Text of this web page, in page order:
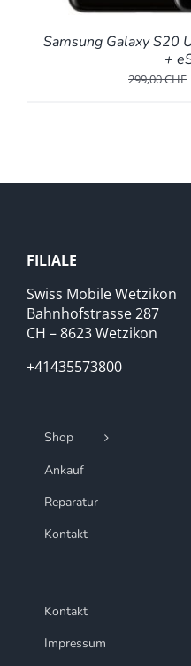
Samsung Galaxy S20
+
299,00CHF
FILIALE
Swiss Mobile Wetzikon
Bahnhofstrasse 287
CH – 8623 Wetzikon
+41435573800
Shop
Ankauf
Reparatur
Kontakt
Kontakt
Impressum